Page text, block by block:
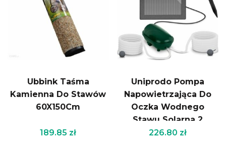
Ubbink Taśma
Kamienna Do Stawów
60X150Cm
189.85 zł
Uniprodo Pompa
Napowietrzająca Do
Oczka Wodnego
Stawu Solarna 2
Kamienie
226.80 zł